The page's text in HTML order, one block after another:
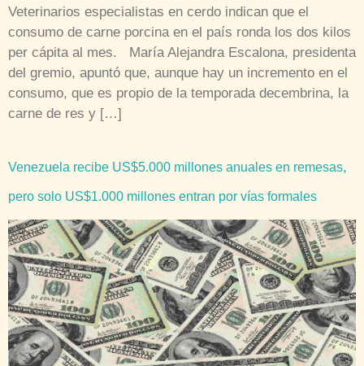
Veterinarios especialistas en cerdo indican que el
consumo de carne porcina en el país ronda los dos kilos
per cápita al mes. María Alejandra Escalona, presidenta
del gremio, apuntó que, aunque hay un incremento en el
consumo, que es propio de la temporada decembrina, la
carne de res y […]
Venezuela recibe US$5.000 millones anuales en remesas,
pero solo US$1.000 millones entran por vías formales